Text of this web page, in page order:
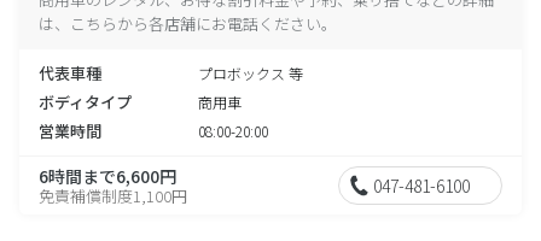
は、こちらから各店舗にお電話ください。
代表車種 プロボックス 等
ボディタイプ 商用車
営業時間 08:00-20:00
6時間まで6,600円
免責補償制度1,100円 047-481-6100